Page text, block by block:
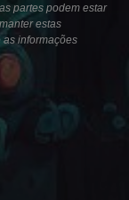
partes podem estar
estas
informações